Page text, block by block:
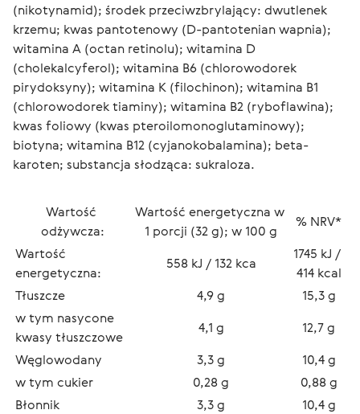
(nikotynamid); środek przeciwzbrylający: dwutlenek
krzemu; kwas pantotenowy (D-pantotenian wapnia);
witamina A (octan retinolu); witamina D
(cholekalcyferol); witamina B6 (chlorowodorek
pirydoksyny); witamina K (filochinon); witamina B1
(chlorowodorek tiaminy); witamina B2 (ryboflawina);
kwas foliowy (kwas pteroilomonoglutaminowy);
biotyna; witamina B12 (cyjanokobalamina); beta-
karoten; substancja słodząca: sukraloza.
Wartość
odżywcza:
Wartość energetyczna w
1 porcji (32 g); w 100 g
% NRV*
Wartość
energetyczna:
558 kJ / 132 kca
1745 kJ /
414 kcal
Tłuszcze
4,9 g
15,3 g
w tym nasycone
kwasy tłuszczowe
4,1 g
12,7 g
Węglowodany
3,3 g
10,4 g
w tym cukier
0,28 g
0,88 g
Błonnik
3,3 g
10,4 g